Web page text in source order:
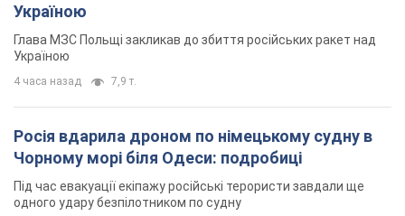
Україною
Глава МЗС Польщі закликав до збиття російських ракет над
Україною
4 часа назад 7,9 т.
Росія вдарила дроном по німецькому судну в
Чорному морі біля Одеси: подробиці
Під час евакуації екіпажу російські терористи завдали ще
одного удару безпілотником по судну